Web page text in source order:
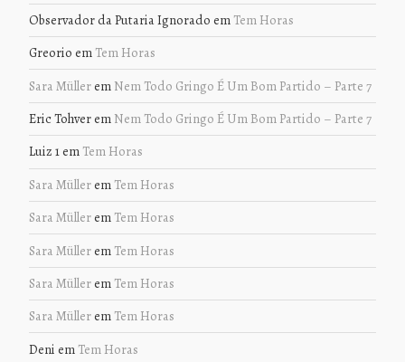
Observador da Putaria Ignorado em Tem Horas
Greorio em Tem Horas
Sara Müllerem Nem Todo Gringo É Um Bom Partido – Parte 7
Eric Tohverem Nem Todo Gringo É Um Bom Partido – Parte 7
Luiz 1em Tem Horas
Sara Müllerem Tem Horas
Sara Müllerem Tem Horas
Sara Müllerem Tem Horas
Sara Müllerem Tem Horas
Sara Müllerem Tem Horas
Deni em Tem Horas